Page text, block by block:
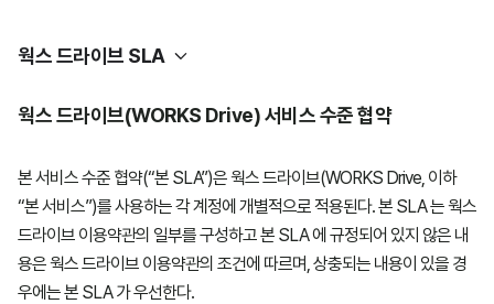
웍스 드라이브 SLA
서비스 이용약관
네이버웍스
네이버웍스 코어
SLA
네이버웍스 코어
웍스 드라이브(WORKS Drive) 서비스 수준 협약
본 서비스 수준 협약(“본 SLA”)은 웍스 드라이브(WORKS Drive, 이하
“본 서비스”)를 사용하는 각 계정에 개별적으로 적용된다. 본 SLA 는 웍스
드라이브 이용약관의 일부를 구성하고 본 SLA 에 규정되어 있지 않은 내
용은 웍스 드라이브 이용약관의 조건에 따르며, 상충되는 내용이 있을 경
우에는 본 SLA 가 우선한다.